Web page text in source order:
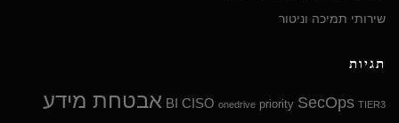
שירותי תמיכה וניטור
תגיות
BI CISO onedrive priority SecOps TIER3 אבטחת מידע